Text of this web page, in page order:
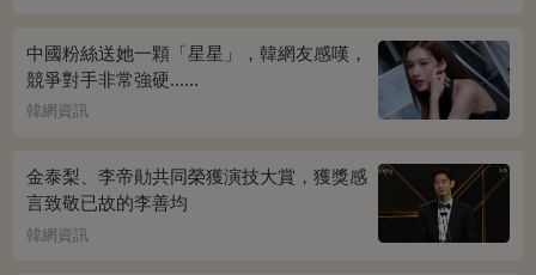
中國粉絲送她一顆「星星」，韓網友感嘆，
競爭對手非常強硬......
韓網資訊
金泰梨、李帝勛共同榮獲演技大賞，獲獎感
言致敬已故的李善均
韓網資訊